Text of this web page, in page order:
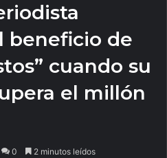
beneficio de
cuando su
el millón
0 2 minutos leídos